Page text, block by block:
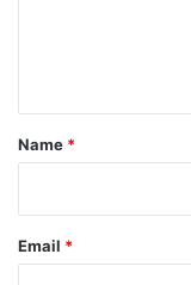
*
Name *
Email *